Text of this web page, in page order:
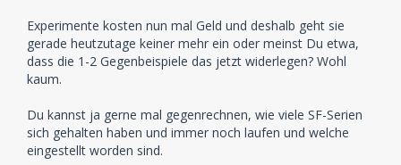
Experimente kosten nun mal Geld und deshalb geht sie
gerade heutzutage keiner mehr ein oder meinst Du etwa,
dass die 1-2 Gegenbeispiele das jetzt widerlegen? Wohl
kaum.
Du kannst ja gerne mal gegenrechnen, wie viele SF-Serien
sich gehalten haben und immer noch laufen und welche
eingestellt worden sind.